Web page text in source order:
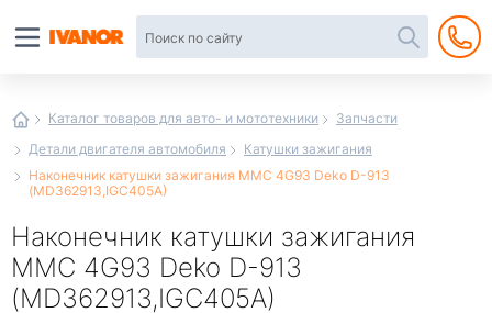
Каталог товаров для авто- и мототехники
Запчасти
Детали двигателя автомобиля
Катушки зажигания
Наконечник катушки зажигания MMC 4G93 Deko D-913
(MD362913,IGC405A)
Наконечник катушки зажигания
MMC 4G93 Deko D-913
(MD362913,IGC405A)
интернет-